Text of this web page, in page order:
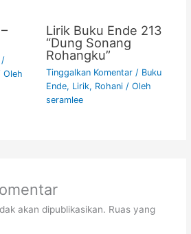
/
Lirik Buku Ende 213
“Dung Sonang
Rohangku”
Tinggalkan Komentar / Buku
Ende, Lirik, Rohani/ Oleh
seramlee
akan dipublikasikan. Ruas yang